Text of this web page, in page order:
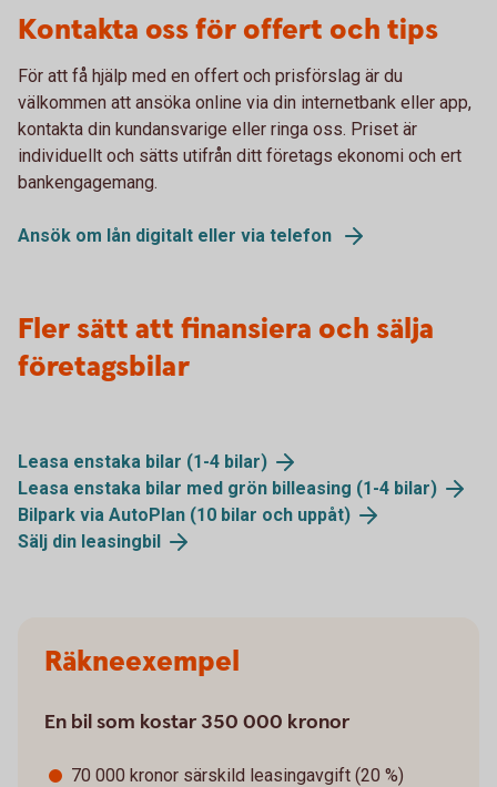
Kontakta oss för offert och tips
För att få hjälp med en offert och prisförslag är du
välkommen att ansöka online via din internetbank eller app,
kontakta din kundansvarige eller ringa oss. Priset är
individuellt och sätts utifrån ditt företags ekonomi och ert
bankengagemang.
Ansök om lån digitalt eller via telefon
Fler sätt att finansiera och sälja
företagsbilar
Leasa enstaka bilar (1-4 bilar)
Leasa enstaka bilar med grön billeasing (1-4 bilar)
Bilpark via AutoPlan (10 bilar och uppåt)
Sälj din leasingbil
Räkneexempel
En bil som kostar 350 000 kronor
70 000 kronor särskild leasingavgift (20 %)